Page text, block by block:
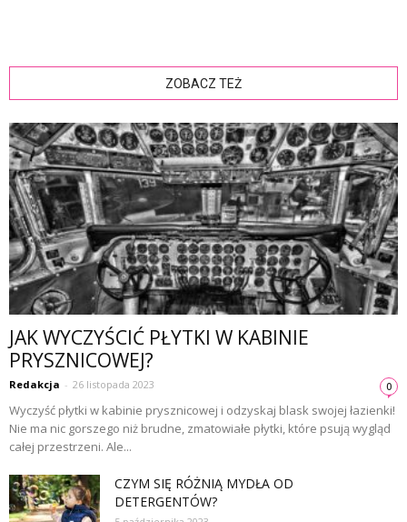
ZOBACZ TEŻ
JAK WYCZYŚCIĆ PŁYTKI W KABINIE
PRYSZNICOWEJ?
Redakcja - 26 listopada 2023 0
Wyczyść płytki w kabinie prysznicowej i odzyskaj blask swojej łazienki!
Nie ma nic gorszego niż brudne, zmatowiałe płytki, które psują wygląd
całej przestrzeni. Ale...
CZYM SIĘ RÓŻNIĄ MYDŁA OD
DETERGENTÓW?